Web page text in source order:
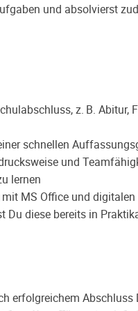
und absolvierst
z. B. Abitur,
schnellen
und
lernen
MS Office und
Du diese bereits in
erfolgreichem Abschluss